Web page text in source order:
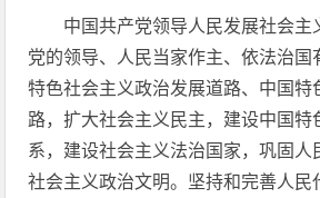
中国共产党领导人民发展社会主
党的领导、人民当家作主、依法治国
特色社会主义政治发展道路、中国特
路，扩大社会主义民主，建设中国特
系，建设社会主义法治国家，巩固人
社会主义政治文明。坚持和完善人民